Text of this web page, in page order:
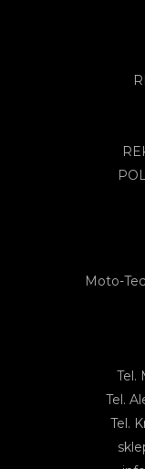
Moto-
Tel.
Tel.
Tel.